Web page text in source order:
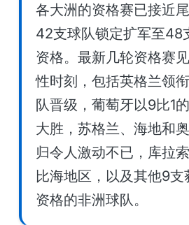
各大洲的资格赛已接近
42支球队锁定扩军至48
资格。最新几轮资格赛
性时刻，包括英格兰领
队晋级，葡萄牙以9比1
大胜，苏格兰、海地和
归令人激动不已，库拉
比海地区，以及其他9支
资格的非洲球队。